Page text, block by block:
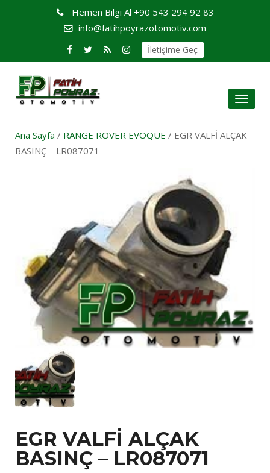
Hemen Bilgi Al +90 543 294 92 83
info@fatihpoyrazotomotiv.com
İletişime Geç
Toggle
Ana Sayfa / RANGE ROVER EVOQUE / EGR VALFİ ALÇAK
BASINÇ – LR087071
EGR VALFİ ALÇAK
BASINÇ – LR087071